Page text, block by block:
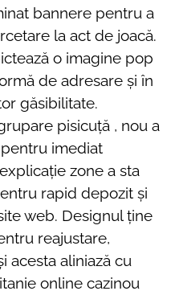
bannere pentru a
la act de joacă.
o imagine pop
de adresare și în
găsibilitate.
pisicuță , nou a
imediat
zone a sta
rapid depozit și
web. Designul ține
reajustare,
acesta aliniază cu
online cazinou